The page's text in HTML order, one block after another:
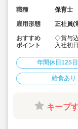
職種
保育士
雇用形態
正社員(
おすすめ
ポイント
◇賞与
入社初
◇「志
◇月給
◇残業
務前後
◇子ど
ふれる
◇面接
年間休日125
給食あり
キープ